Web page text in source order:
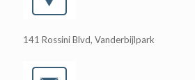
141 Rossini Blvd, Vanderbijlpark